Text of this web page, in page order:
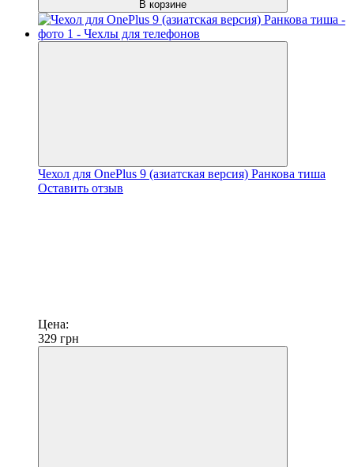
В корзине
Чехол для OnePlus 9 (азиатская версия) Ранкова тиша
Оставить отзыв
Цена:
329 грн